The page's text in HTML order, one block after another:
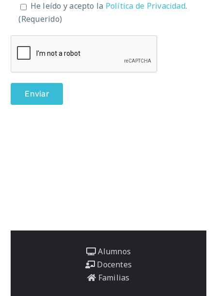
He leído y acepto la Política de Privacidad.
(Requerido)
Alumnos
Docentes
Familias